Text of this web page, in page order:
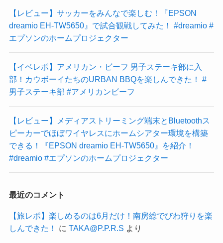
【レビュー】サッカーをみんなで楽しむ！『EPSON
dreamio EH-TW5650』で試合観戦してみた！ #dreamio #
エプソンのホームプロジェクター
【イベレポ】アメリカン・ビーフ 男子ステーキ部に入
部！カウボーイたちのURBAN BBQを楽しんできた！ #
男子ステーキ部 #アメリカンビーフ
【レビュー】メディアストリーミング端末とBluetoothス
ピーカーでほぼワイヤレスにホームシアター環境を構築
できる！『EPSON dreamio EH-TW5650』を紹介！
#dreamio #エプソンのホームプロジェクター
最近のコメント
【旅レポ】楽しめるのは6月だけ！南房総でびわ狩りを楽
しんできた！
に TAKA@P.P.R.S より